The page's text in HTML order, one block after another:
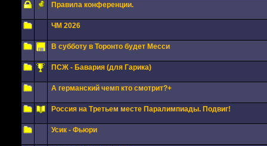
Правила конференции.
ЧМ 2026
В субботу в Торонто будет Месси
ПСЖ - Бавария (для Гарика)
А германский чемп кто смотрит?+
Россия на Третьем месте Паралимпиады. Подвиг!
Усик - Фьюри